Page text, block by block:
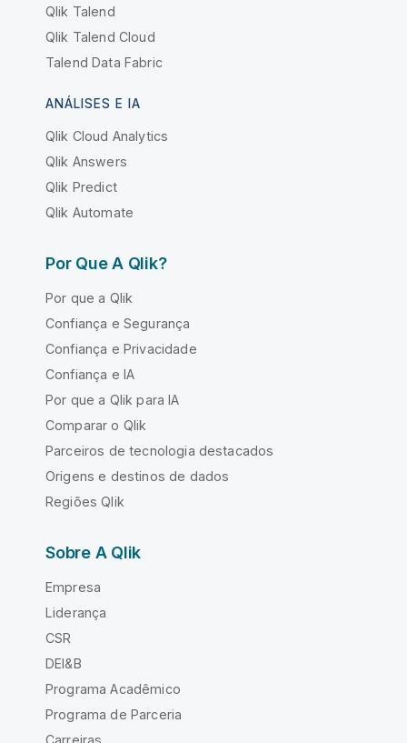
Qlik Talend
Qlik Talend Cloud
Talend Data Fabric
ANÁLISES E IA
Qlik Cloud Analytics
Qlik Answers
Qlik Predict
Qlik Automate
Por Que A Qlik?
Por que a Qlik
Confiança e Segurança
Confiança e Privacidade
Confiança e IA
Por que a Qlik para IA
Comparar o Qlik
Parceiros de tecnologia destacados
Origens e destinos de dados
Regiões Qlik
Sobre A Qlik
Empresa
Liderança
CSR
DEI&B
Programa Acadêmico
Programa de Parceria
Carreiras